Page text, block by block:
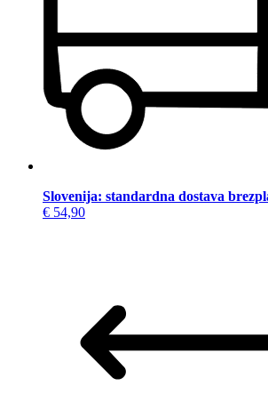
Slovenija: standardna dostava
€ 54,90